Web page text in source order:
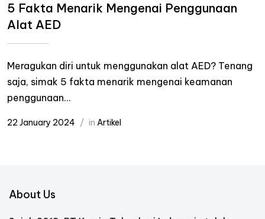
5 Fakta Menarik Mengenai Penggunaan
Alat AED
Meragukan diri untuk menggunakan alat AED? Tenang
saja, simak 5 fakta menarik mengenai keamanan
penggunaan...
22 January 2024 in Artikel
About Us